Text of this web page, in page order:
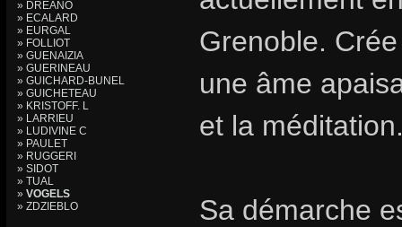
» DREANO
» ECALARD
» EURGAL
» FOLLIOT
» GUENAIZIA
» GUERINEAU
» GUICHARD-BUNEL
» GUICHETEAU
» KRISTOFF. L
» LARRIEU
» LUDIVINE C
» PAULET
» RUGGERI
» SIDOT
» TUAL
» VOGELS
» ZDZIEBLO
Grenoble.
une âme
et la
Sa démarche